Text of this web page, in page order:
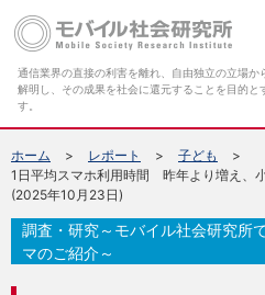
通信業界の直接の利害を離れ、自由独立の立場
解明し、その成果を社会に還元することを目的
す。
ホーム レポート
子ども
1日平均スマホ利用時間 昨年より増え、
(2025年10月23日)
調査・研究～モバイル社会研究所
マのご紹介～